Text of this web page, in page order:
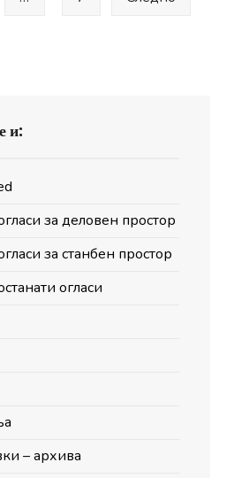
и:
за деловен простор
за станбен простор
огласи
– архива